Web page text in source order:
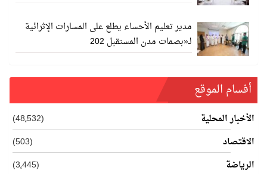
مدير تعليم الأحساء يطلع على المسارات الإثرائية
لـ«بصمات مدن المستقبل 202
أفسام الموقع
الأخبار المحلية
(48٬532)
الاقتصاد
(503)
الرياضة
(3٬445)